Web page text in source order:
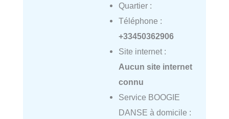
Quartier :
Téléphone :
+33450362906
Site internet :
Aucun site internet
connu
Service BOOGIE
DANSE à domicile :